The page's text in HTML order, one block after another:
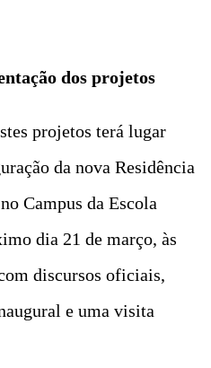
dos projetos
projetos terá lugar
da nova Residência
Campus da Escola
dia 21 de março, às
discursos oficiais,
e uma visita